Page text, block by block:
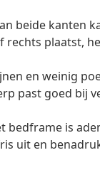
beide kanten
plaatst,
en weinig
past goed bij
bedframe is
uit en